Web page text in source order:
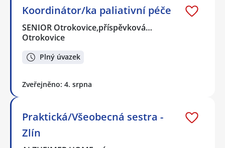
Koordinátor/ka paliativní péče
SENIOR Otrokovice,příspěvková…
Otrokovice
Plný úvazek
Zveřejněno: 4. srpna
Praktická/Všeobecná sestra -
Zlín